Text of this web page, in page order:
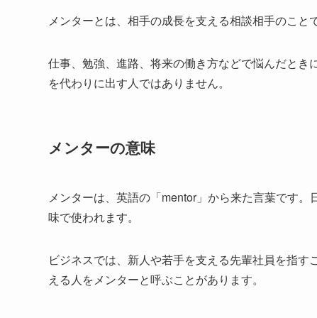
メンターとは、相手の成長を支える相談相手のことで
仕事、勉強、進路、将来の働き方などで悩んだとき
を代わりに出す人ではありません。
メンターの意味
メンターは、英語の「mentor」から来た言葉です
味で使われます。
ビジネスでは、新人や若手を支える先輩社員を指
える人をメンターと呼ぶことがあります。